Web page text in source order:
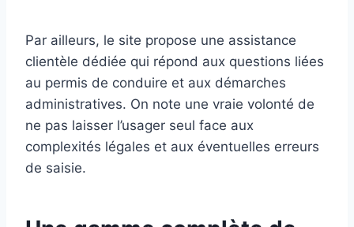
Par ailleurs, le site propose une assistance
clientèle dédiée qui répond aux questions liées
au permis de conduire et aux démarches
administratives. On note une vraie volonté de
ne pas laisser l’usager seul face aux
complexités légales et aux éventuelles erreurs
de saisie.